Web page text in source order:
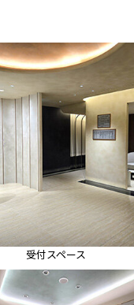
受付スペース